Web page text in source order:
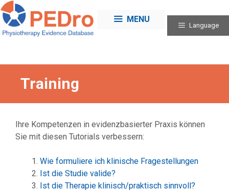
Skip
to
content
MENU
Language
Training
Ihre Kompetenzen in evidenzbasierter Praxis können
Sie mit diesen Tutorials verbessern:
Wie formuliere ich klinische Fragestellungen
Ist die Studie valide?
Ist die Therapie klinisch/praktisch sinnvoll?